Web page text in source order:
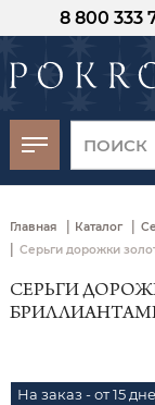
8 800 333
Главная | Каталог |
| Серьги дорожки
СЕРЬГИ
БРИЛЛИАНТАМИ
На заказ - от 15
-30%
момента оплаты